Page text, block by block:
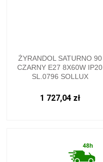
ŻYRANDOL SATURNO 90
CZARNY E27 8X60W IP20
SL.0796 SOLLUX
1 727,04 zł